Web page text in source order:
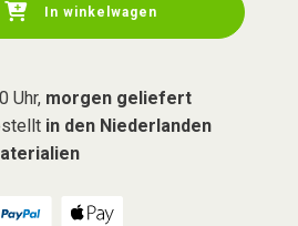
In winkelwagen
Uhr, morgen geliefert
in den Niederlanden